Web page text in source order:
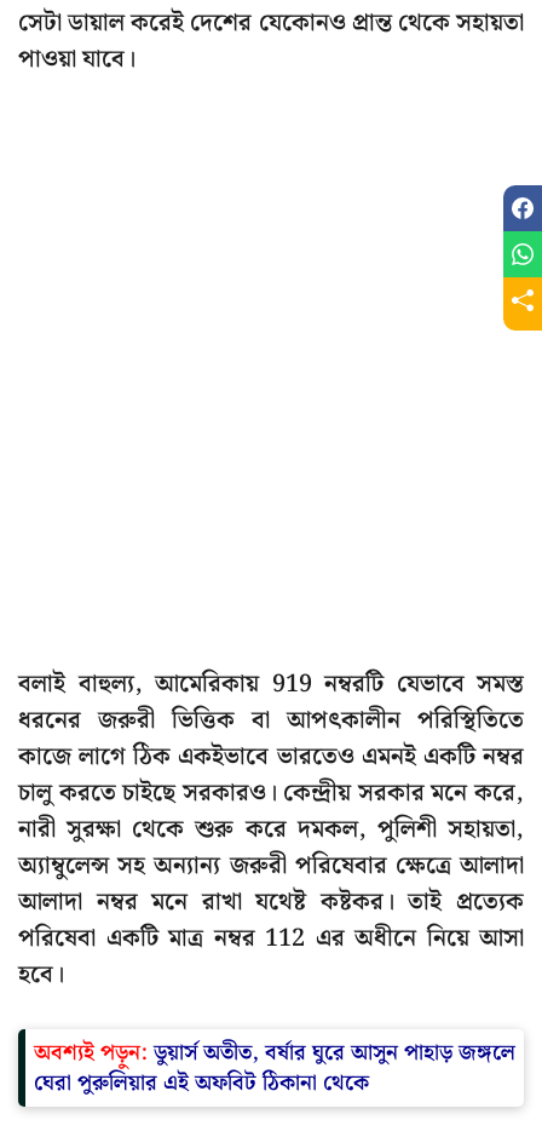
সেটা ডায়াল করেই দেশের যেকোনও প্রান্ত থেকে সহায়তা
পাওয়া যাবে।
বলাই বাহুল্য, আমেরিকায় 919 নম্বরটি যেভাবে সমস্ত
ধরনের জরুরী ভিত্তিক বা আপৎকালীন পরিস্থিতিতে
কাজে লাগে ঠিক একইভাবে ভারতেও এমনই একটি নম্বর
চালু করতে চাইছে সরকারও। কেন্দ্রীয় সরকার মনে করে,
নারী সুরক্ষা থেকে শুরু করে দমকল, পুলিশী সহায়তা,
অ্যাম্বুলেন্স সহ অন্যান্য জরুরী পরিষেবার ক্ষেত্রে আলাদা
আলাদা নম্বর মনে রাখা যথেষ্ট কষ্টকর। তাই প্রত্যেক
পরিষেবা একটি মাত্র নম্বর 112 এর অধীনে নিয়ে আসা
হবে।
অবশ্যই পড়ুন:ডুয়ার্স অতীত, বর্ষার ঘুরে আসুন পাহাড় জঙ্গলে
ঘেরা পুরুলিয়ার এই অফবিট ঠিকানা থেকে